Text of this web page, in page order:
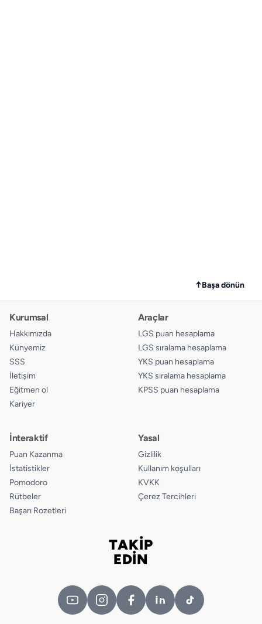
↑Başa dönün
Kurumsal
Hakkımızda
Künyemiz
SSS
İletişim
Eğitmen ol
Kariyer
Araçlar
LGS puan hesaplama
LGS sıralama hesaplama
YKS puan hesaplama
YKS sıralama hesaplama
KPSS puan hesaplama
İnteraktif
Puan Kazanma
İstatistikler
Pomodoro
Rütbeler
Başarı Rozetleri
Yasal
Gizlilik
Kullanım koşulları
KVKK
Çerez Tercihleri
TAKİP
EDİN